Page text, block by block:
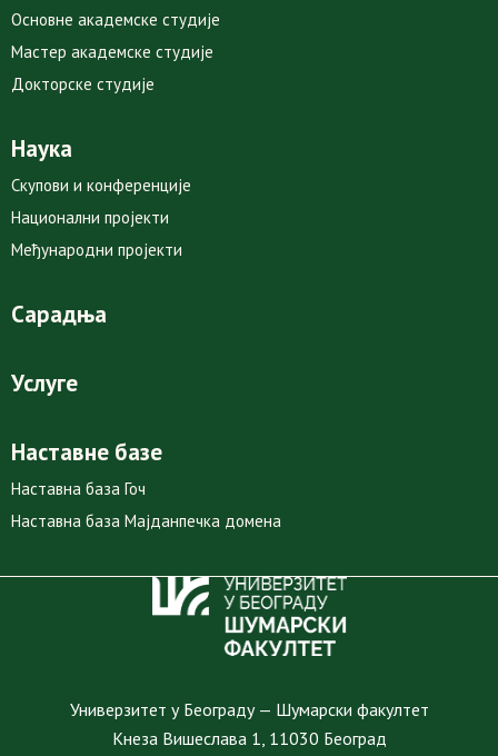
Основне академске студије
Мастер академске студије
Докторске студије
Наука
Скупови и конференције
Национални пројекти
Међународни пројекти
Сарадња
Услуге
Наставне базе
Наставна база Гоч
Наставна база Мајданпечка домена
Универзитет у Београду — Шумарски факултет
Кнеза Вишеслава 1, 11030 Београд